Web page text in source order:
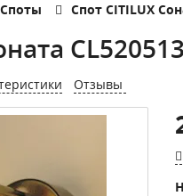
Споты Спот CITILUX
CL520513
Отзывы